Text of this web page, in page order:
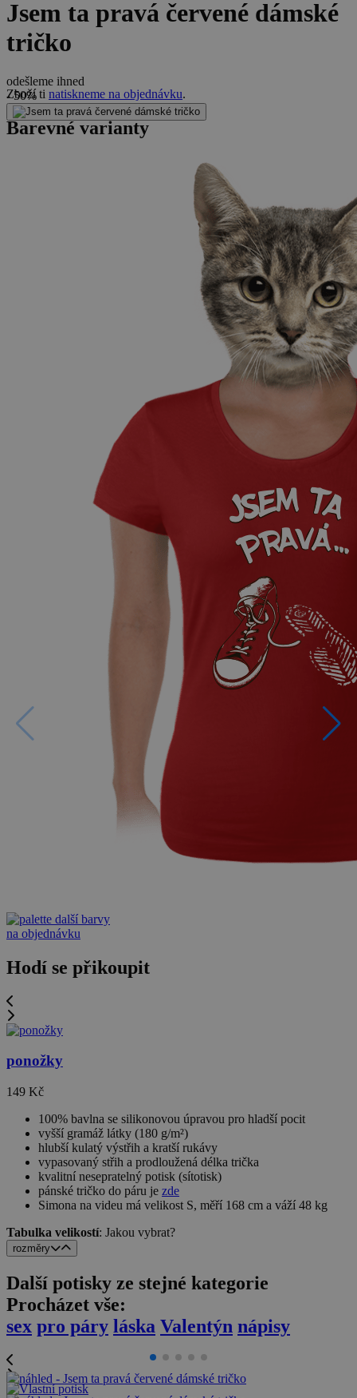
Jsem ta pravá červené dámské
tričko
odešleme ihned
- 50%
Zboží ti natiskneme na objednávku.
Barevné varianty
další barvy
na objednávku
Hodí se přikoupit
ponožky
149 Kč
100% bavlna se silikonovou úpravou pro hladší pocit
vyšší gramáž látky (180 g/m²)
hlubší kulatý výstřih a kratší rukávy
vypasovaný střih a prodloužená délka trička
kvalitní nesepratelný potisk (sítotisk)
pánské tričko do páru je zde
Simona na videu má velikost S, měří 168 cm a váží 48 kg
Tabulka velikostí: Jakou vybrat?
rozměry
Další potisky ze stejné kategorie
Procházet vše:
sex pro páry láska Valentýn nápisy